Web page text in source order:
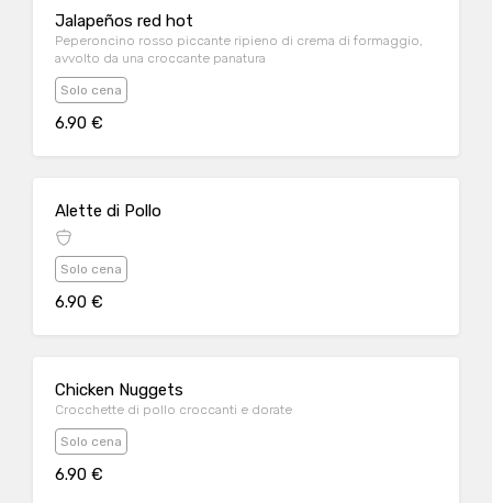
Jalapeños red hot
Peperoncino rosso piccante ripieno di crema di formaggio,
avvolto da una croccante panatura
Solo cena
6.90 €
Alette di Pollo
Solo cena
6.90 €
Chicken Nuggets
Crocchette di pollo croccanti e dorate
Solo cena
6.90 €